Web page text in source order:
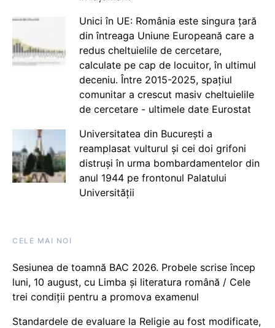
Unici în UE: România este singura țară
din întreaga Uniune Europeană care a
redus cheltuielile de cercetare,
calculate pe cap de locuitor, în ultimul
deceniu. Între 2015-2025, spațiul
comunitar a crescut masiv cheltuielile
de cercetare - ultimele date Eurostat
Universitatea din București a
reamplasat vulturul și cei doi grifoni
distruși în urma bombardamentelor din
anul 1944 pe frontonul Palatului
Universității
CELE MAI NOI
Sesiunea de toamnă BAC 2026. Probele scrise încep
luni, 10 august, cu Limba și literatura română / Cele
trei condiții pentru a promova examenul
Standardele de evaluare la Religie au fost modificate,